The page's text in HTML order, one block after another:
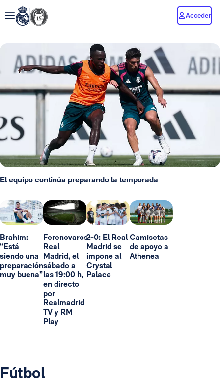
Acceder
El equipo continúa preparando la temporada
Brahim:
“Está
siendo una
preparación
muy buena”
Ferencvaros-
Real
Madrid, el
sábado a
las 19:00 h,
en directo
por
Realmadrid
TV y RM
Play
2-0: El Real
Madrid se
impone al
Crystal
Palace
Camisetas
de apoyo a
Athenea
Fútbol